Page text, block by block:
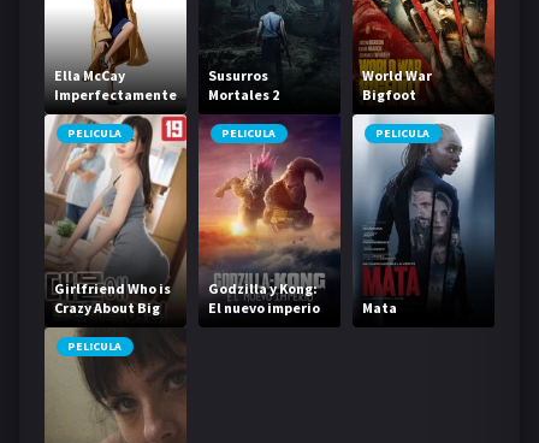
Ella McCay
Imperfectamente
perfecta
Susurros
Mortales 2
World War
Bigfoot
PELICULA
Girlfriend Who is
Crazy About Big
Things
PELICULA
Godzilla y Kong:
El nuevo imperio
PELICULA
Mata
PELICULA